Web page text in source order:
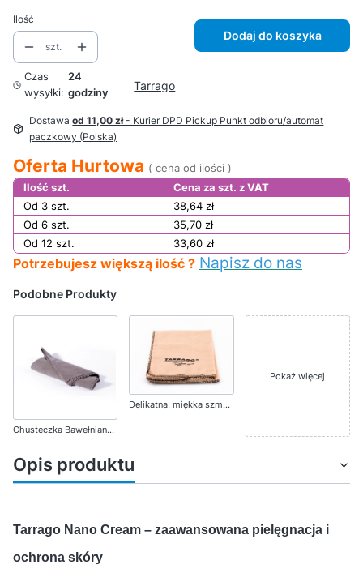
Ilość
szt.
Dodaj do koszyka
Czas
wysyłki:
24
godziny
Tarrago
Dostawaod 11,00 zł- Kurier DPD Pickup Punkt odbioru/automat
paczkowy (Polska)
Oferta Hurtowa ( cena od ilości )
Ilość szt.
Cena za szt. z VAT
Od 3 szt.
38,64 zł
Od 6 szt.
35,70 zł
Od 12 szt.
33,60 zł
Potrzebujesz większą ilość ? Napisz do nas
Podobne Produkty
Chusteczka Bawełniana do polerowania Wosk pszczeli
Delikatna, miękka szmatka do Pastowania Tarrago
Pokaż więcej
Opis produktu
Tarrago Nano Cream – zaawansowana pielęgnacja i
ochrona skóry